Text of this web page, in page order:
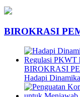
BIROKRASI
BIROKRASI
Hadapi